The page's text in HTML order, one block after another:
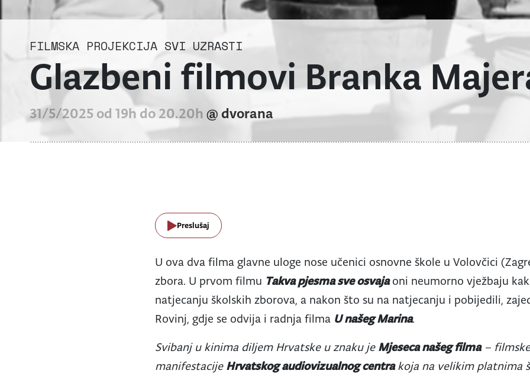
FILMSKA PROJEKCIJA SVI UZRASTI
Glazbeni filmovi Branka
31/5/2025 od 19h do 20.20h @ dvorana
Preslušaj
U ova dva filma glavne uloge nose učenici osnovne škole u Volovčici
zbora. U prvom filmu Takva pjesma sve osvajaoni neumorno vježbaju
natjecanju školskih zborova, a nakon što su na natjecanju i pobijedili,
Rovinj, gdje se odvija i radnja filma U našeg Marina.
Svibanj u kinima diljem Hrvatske u znaku je Mjeseca našeg filma–
manifestacije Hrvatskog audiovizualnog centrakoja na velikim platnima